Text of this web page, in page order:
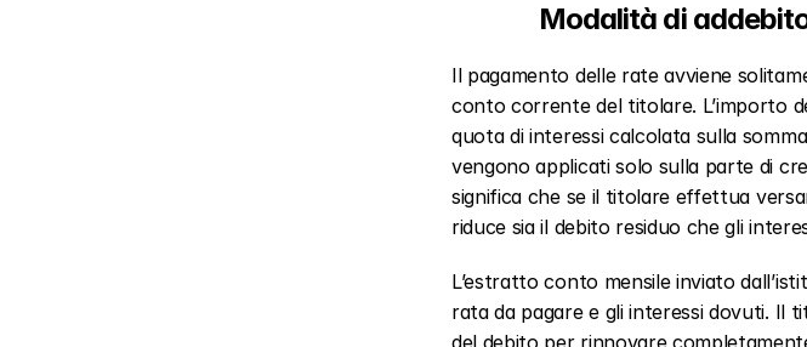
Modalità di
Il pagamento delle rate avviene
conto corrente del titolare. L’importo
quota di interessi calcolata sulla
vengono applicati solo sulla parte di
significa che se il titolare effettua
riduce sia il debito residuo che gli
L’estratto conto mensile inviato
rata da pagare e gli interessi dovuti. Il
del debito per rinnovare